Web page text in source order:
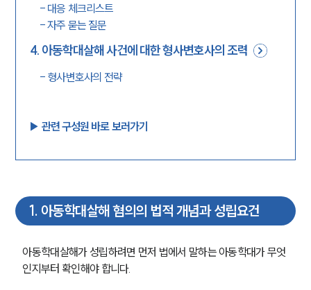
- 대응 체크리스트
-자주 묻는 질문
4. 아동학대살해 사건에 대한 형사변호사의 조력
- 형사변호사의 전략
▶︎ 관련 구성원 바로 보러가기
1. 아동학대살해 혐의의 법적 개념과 성립요건
아동학대살해가 성립하려면 먼저 법에서 말하는 아동학대가 무엇
인지부터 확인해야 합니다.